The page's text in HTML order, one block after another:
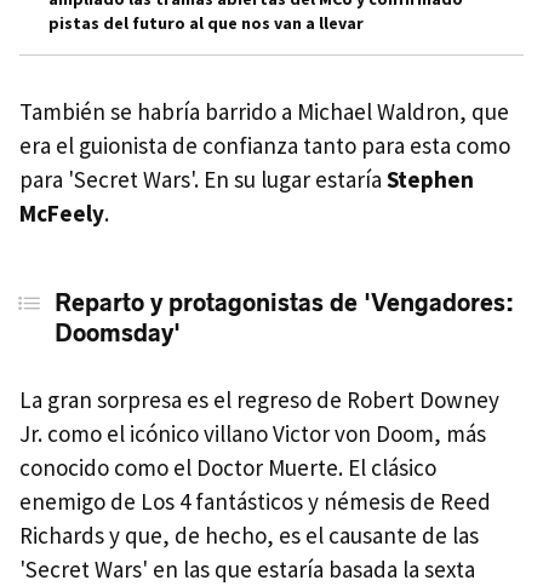
pistas del futuro al que nos van a llevar
También se habría barrido a Michael Waldron, que
era el guionista de confianza tanto para esta como
para 'Secret Wars'. En su lugar estaría Stephen
McFeely.
Reparto y protagonistas de 'Vengadores:
Doomsday'
La gran sorpresa es el regreso de Robert Downey
Jr. como el icónico villano Victor von Doom, más
conocido como el Doctor Muerte. El clásico
enemigo de Los 4 fantásticos y némesis de Reed
Richards y que, de hecho, es el causante de las
'Secret Wars' en las que estaría basada la sexta